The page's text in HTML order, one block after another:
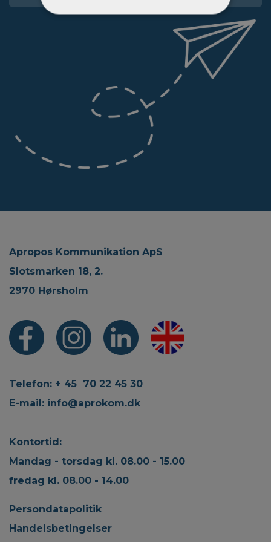
Apropos Kommunikation ApS
Slotsmarken 18, 2.
2970 Hørsholm
Telefon: + 45 70 22 45 30
E-mail: info@aprokom.dk
Kontortid:
Mandag - torsdag kl. 08.00 - 15.00
fredag kl. 08.00 - 14.00
Persondatapolitik
Handelsbetingelser